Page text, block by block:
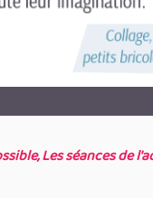
Les séances de